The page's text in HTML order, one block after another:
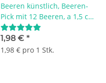
Beeren künstlich, Beeren-
Pick mit 12 Beeren, a 1,5 cm
zum Basteln und
Dekorieren, braun - beige
1,98 € *
1,98 € pro 1 Stk.